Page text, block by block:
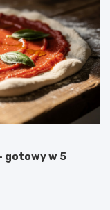
gotowy w 5